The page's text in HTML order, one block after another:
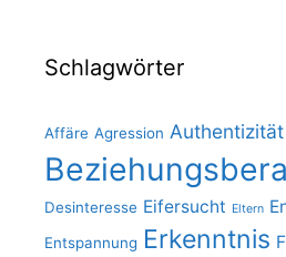
Schlagwörter
Affäre Agression Authentizität
Desinteresse Eifersucht Eltern
Entspannung Erkenntnis